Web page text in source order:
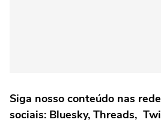
Siga nosso conteúdo nas
sociais: Bluesky, Threads,